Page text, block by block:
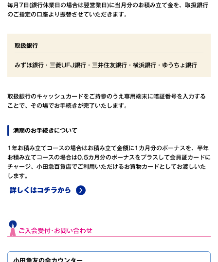
毎月7日(銀行休業日の場合は翌営業日)に当月分のお積み立て金を、取扱銀行
のご指定の口座より振替させていただきます。
取扱銀行
みずほ銀行・三菱UFJ銀行・三井住友銀行・横浜銀行・ゆうちょ銀行
取扱銀行のキャッシュカードをご持参のうえ専用端末に暗証番号を入力する
ことで、その場でお手続きが完了いたします。
満期のお手続きについて
1年お積み立てコースの場合はお積み立て金額に1カ月分のボーナスを、半年
お積み立てコースの場合は0.5カ月分のボーナスをプラスして会員証カードに
チャージ、小田急百貨店でご利用いただけるお買物カードとしてお渡しいた
します。
詳しくはコチラから